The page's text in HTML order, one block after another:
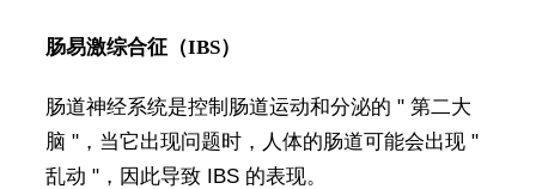
肠易激综合征（IBS）
肠道神经系统是控制肠道运动和分泌的 " 第二大
脑 "，当它出现问题时，人体的肠道可能会出现 "
乱动 "，因此导致 IBS 的表现。